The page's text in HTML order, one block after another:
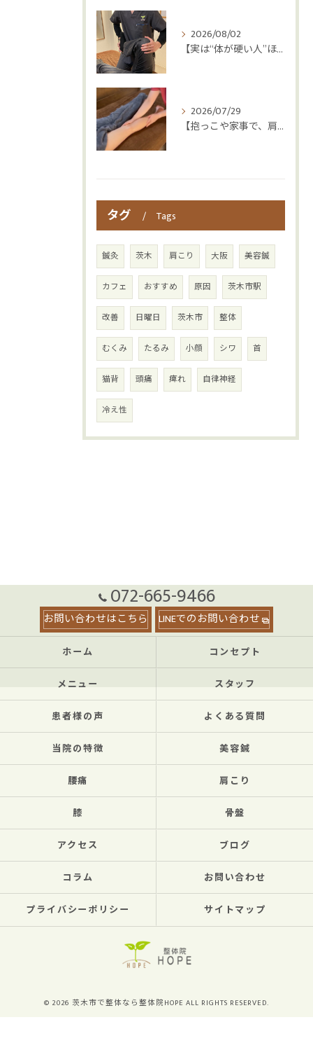
2026/08/02
【実は“体が硬い人”ほど疲れやすい😳】
2026/07/29
【抱っこや家事で、肩・腰つらくなっていませんか？👶💦】
タグ Tags
鍼灸 茨木 肩こり 大阪 美容鍼
カフェ おすすめ 原因 茨木市駅
改善 日曜日 茨木市 整体
むくみ たるみ 小顔 シワ 首
猫背 頭痛 痺れ 自律神経
冷え性
072-665-9466
お問い合わせはこちら LINEでのお問い合わせ
ホーム コンセプト
メニュー スタッフ
患者様の声 よくある質問
当院の特徴 美容鍼
腰痛 肩こり
膝 骨盤
アクセス ブログ
コラム お問い合わせ
プライバシーポリシー サイトマップ
© 2026 茨木市で整体なら整体院HOPE ALL RIGHTS RESERVED.